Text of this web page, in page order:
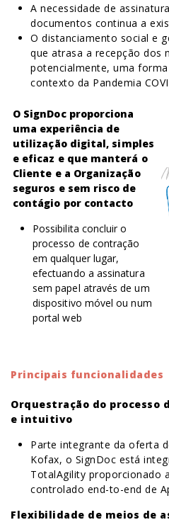
A necessidade de
documentos continua a
O distanciamento social e
que atrasa a recepção dos
potencialmente, uma
contexto da Pandemia
O SignDoc proporciona
uma experiência de
utilização digital, simples
e eficaz e que manterá o
Cliente e a Organização
seguros e sem risco de
contágio por contacto
Possibilita concluir o
processo de contração
em qualquer lugar,
efectuando a assinatura
sem papel através de um
dispositivo móvel ou num
portal web
Principais funcionalidades
Orquestração do processo
e intuitivo
Parte integrante da oferta
Kofax, o SignDoc está
TotalAgility proporcionado
controlado end-to-end de
Flexibilidade de meios de